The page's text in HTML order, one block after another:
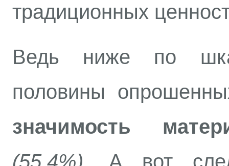
традиционных
Ведь ниже по
половины
значимость
(55,4%).
А вот